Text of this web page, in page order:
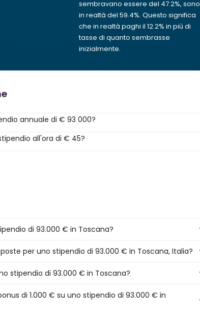
sembravano essere del 47.2%, sono
in realtà del 59.4%. Questo significa
che in realtà paghi il 12.2% in più di
tasse di quanto sembrasse
inizialmente.
annuale di € 93 000?
all'ora di € 45?
di 93.000 € in Toscana?
per uno stipendio di 93.000 € in Toscana, Italia?
stipendio di 93.000 € in Toscana?
di 1.000 € su uno stipendio di 93.000 € in